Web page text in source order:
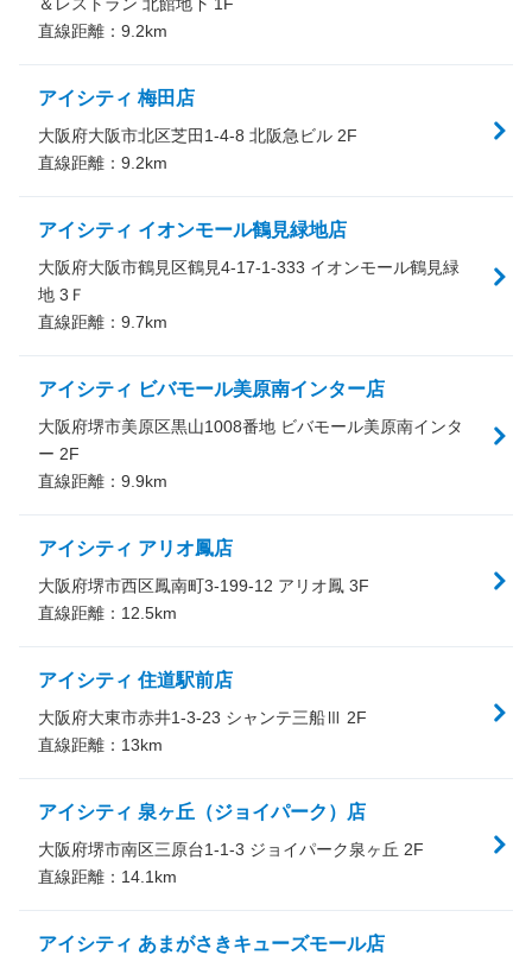
直線距離： 9.2km
アイシティ 梅田店
大阪府大阪市北区芝田1-4-8 北阪急ビル 2F
直線距離： 9.2km
アイシティ イオンモール鶴見緑地店
大阪府大阪市鶴見区鶴見4-17-1-333 イオンモール鶴見緑
地 3Ｆ
直線距離： 9.7km
アイシティ ビバモール美原南インター店
大阪府堺市美原区黒山1008番地 ビバモール美原南インタ
ー 2F
直線距離： 9.9km
アイシティ アリオ鳳店
大阪府堺市西区鳳南町3-199-12 アリオ鳳 3F
直線距離： 12.5km
アイシティ 住道駅前店
大阪府大東市赤井1-3-23 シャンテ三船Ⅲ 2F
直線距離： 13km
アイシティ 泉ヶ丘（ジョイパーク）店
大阪府堺市南区三原台1-1-3 ジョイパーク泉ヶ丘 2F
直線距離： 14.1 km
アイシティ あまがさきキューズモール店